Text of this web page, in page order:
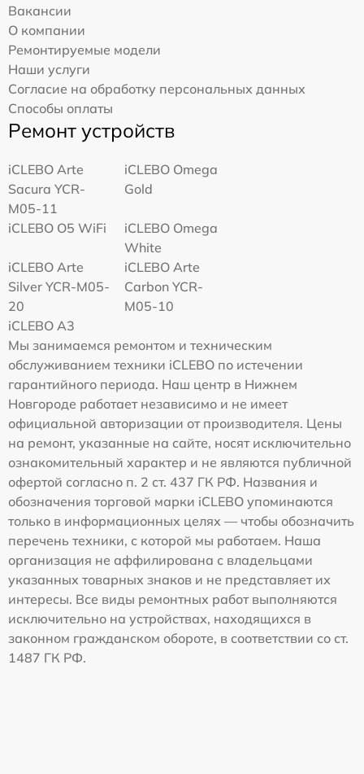
Вакансии
О компании
Ремонтируемые модели
Наши услуги
Согласие на обработку персональных данных
Способы оплаты
Ремонт устройств
iCLEBO Arte
Sacura YCR-
M05-11
iCLEBO Omega
Gold
iCLEBO O5 WiFi
iCLEBO Omega
White
iCLEBO Arte
Silver YCR-M05-
20
iCLEBO Arte
Carbon YCR-
M05-10
iCLEBO A3
Мы занимаемся ремонтом и техническим
обслуживанием техники iCLEBO по истечении
гарантийного периода. Наш центр в Нижнем
Новгороде работает независимо и не имеет
официальной авторизации от производителя. Цены
на ремонт, указанные на сайте, носят исключительно
ознакомительный характер и не являются публичной
офертой согласно п. 2 ст. 437 ГК РФ. Названия и
обозначения торговой марки iCLEBO упоминаются
только в информационных целях — чтобы обозначить
перечень техники, с которой мы работаем. Наша
организация не аффилирована с владельцами
указанных товарных знаков и не представляет их
интересы. Все виды ремонтных работ выполняются
исключительно на устройствах, находящихся в
законном гражданском обороте, в соответствии со ст.
1487 ГК РФ.